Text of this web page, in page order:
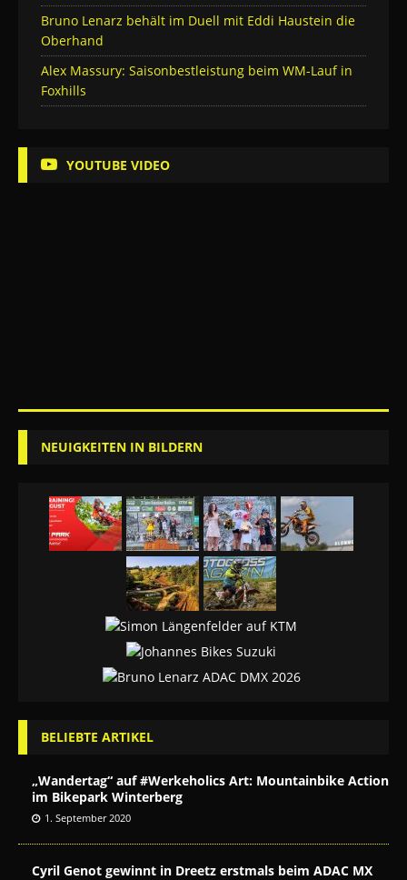
Bruno Lenarz behält im Duell mit Eddi Haustein die
Oberhand
Alex Massury: Saisonbestleistung beim WM-Lauf in
Foxhills
YOUTUBE VIDEO
NEUIGKEITEN IN BILDERN
BELIEBTE ARTIKEL
„Wandertag“ auf #Werkeholics Art: Mountainbike Action
im Bikepark Winterberg
1. September 2020
Cyril Genot gewinnt in Dreetz erstmals beim ADAC MX